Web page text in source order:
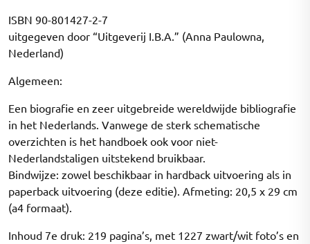
ISBN 90-801427-2-7
uitgegeven door “Uitgeverij I.B.A.” (Anna Paulowna,
Nederland)
Algemeen:
Een biografie en zeer uitgebreide wereldwijde bibliografie
in het Nederlands. Vanwege de sterk schematische
overzichten is het handboek ook voor niet-
Nederlandstaligen uitstekend bruikbaar.
Bindwijze: zowel beschikbaar in hardback uitvoering als in
paperback uitvoering (deze editie). Afmeting: 20,5 x 29 cm
(a4 formaat).
Inhoud 7e druk: 219 pagina’s, met 1227 zwart/wit foto’s en